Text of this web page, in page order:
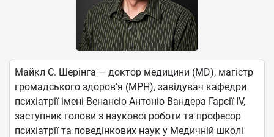
Майкл С. Шерінга — доктор медицини (MD), магістр
громадського здоров’я (MPH), завідувач кафедри
психіатрії імені Венансіо Антоніо Вандера Гарсії IV,
заступник голови з наукової роботи та професор
психіатрії та поведінкових наук у Медичній школі